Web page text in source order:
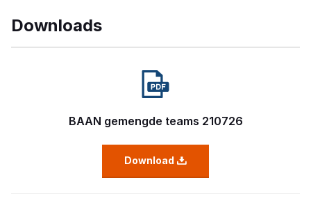
Downloads
BAAN gemengde teams 210726
Download